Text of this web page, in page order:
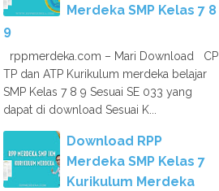
Merdeka SMP Kelas 7 8
9
rppmerdeka.com – Mari Download CP
TP dan ATP Kurikulum merdeka belajar
SMP Kelas 7 8 9 Sesuai SE 033 yang
dapat di download Sesuai K...
Download RPP
Merdeka SMP Kelas 7
Kurikulum Merdeka